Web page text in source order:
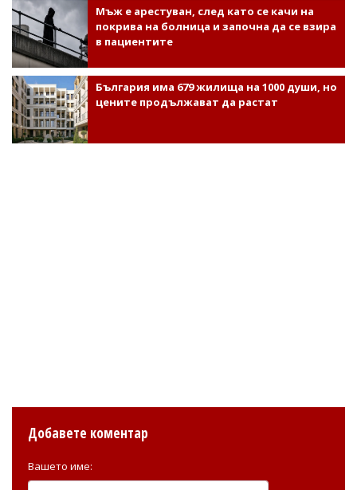
Мъж е арестуван, след като се качи на
покрива на болница и започна да се взира
в пациентите
България има 679 жилища на 1000 души, но
цените продължават да растат
Добавете коментар
Вашето име: